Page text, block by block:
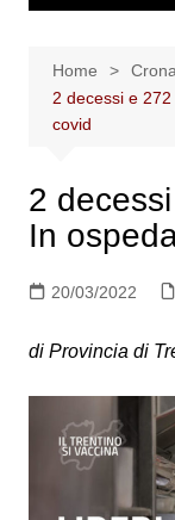
Home
2 decessi e
covid
2
In
20/03/2022
di Provincia di